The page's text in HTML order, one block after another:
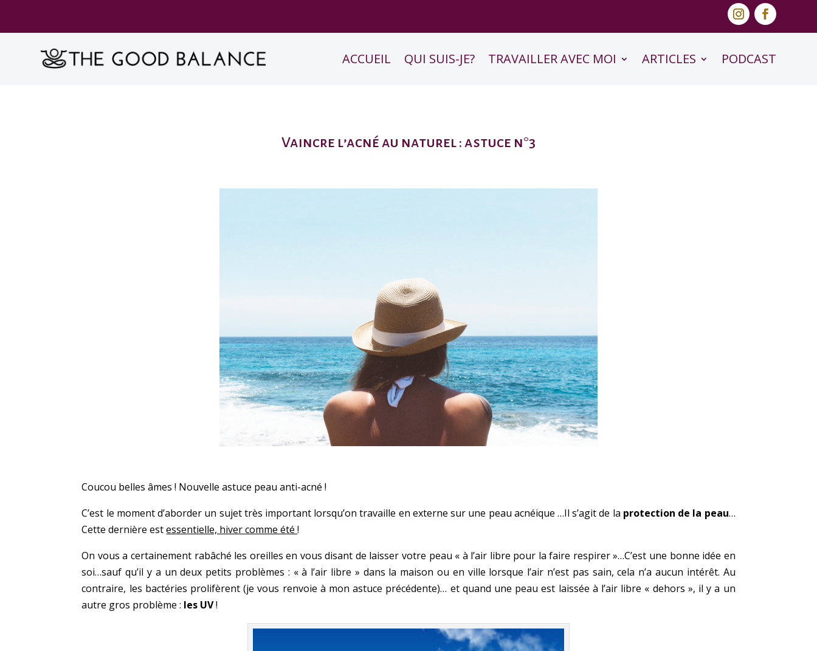
ACCUEIL QUI SUIS-JE? TRAVAILLER AVEC MOI ARTICLES PODCAST
Vaincre l’acné au naturel : astuce n°3
Coucou belles âmes ! Nouvelle astuce peau anti-acné !
C’est le moment d’aborder un sujet très important lorsqu’on travaille en externe sur une peau acnéique …Il s’agit de la protection de la peau…
Cette dernière estessentielle, hiver comme été!
On vous a certainement rabâché les oreilles en vous disant de laisser votre peau « à l’air libre pour la faire respirer »…C’est une bonne idée en
soi…sauf qu’il y a un deux petits problèmes : « à l’air libre » dans la maison ou en ville lorsque l’air n’est pas sain, cela n’a aucun intérêt. Au
contraire, les bactéries prolifèrent (je vous renvoie à mon astuce précédente)… et quand une peau est laissée à l’air libre « dehors », il y a un
autre gros problème : les UV!